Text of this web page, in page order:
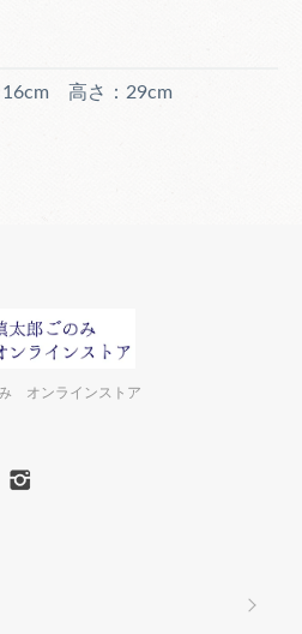
16cm 高さ：29cm
オンラインストア